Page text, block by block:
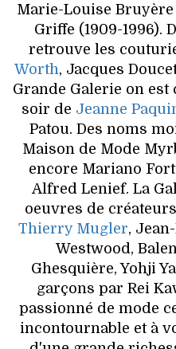
Marie-Louise Bruyère
Griffe (1909-1996).
retrouve les
Worth, Jacques
Grande Galerie on
soir de Jeanne
Patou. Des noms
Maison de Mode
encore Mariano
Alfred Lenief. La
oeuvres de
Thierry Mugler,
Westwood,
Ghesquière, Yohji
garçons par Rei
passionné de mode
incontournable et à